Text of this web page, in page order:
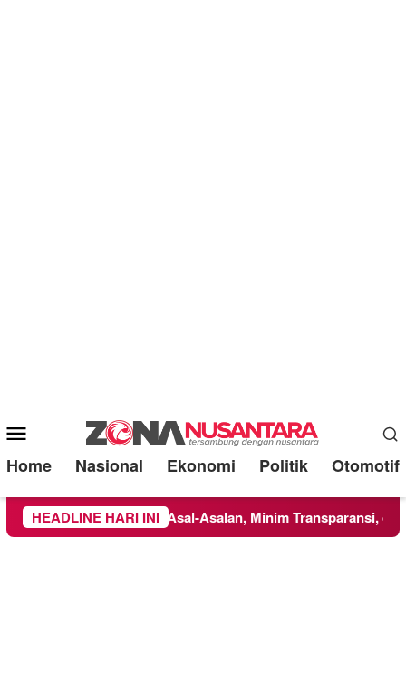
Mobile
Menu
Home Nasional Ekonomi Politik Otomotif
HEADLINE HARI INI
Dikerjakan Asal-Asalan, Minim Transparansi, dan Abaikan